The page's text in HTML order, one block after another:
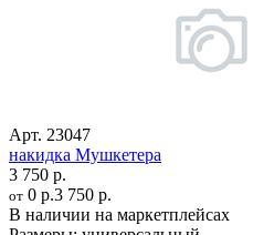
Арт. 23047
накидка Мушкетера
3 750 р.
от 0 р.3 750 р.
В наличии на маркетплейсах